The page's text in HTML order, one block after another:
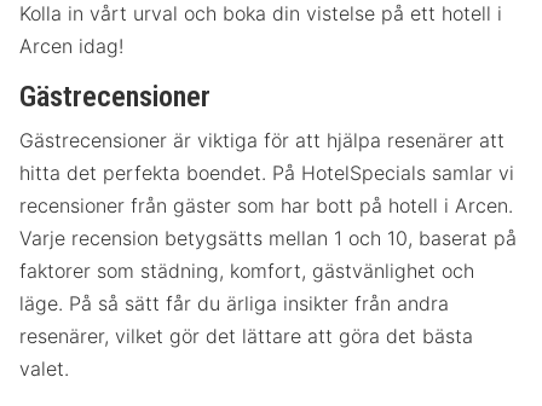
Kolla in vårt urval och boka din vistelse på ett hotell i
Arcen idag!
Gästrecensioner
Gästrecensioner är viktiga för att hjälpa resenärer att
hitta det perfekta boendet. På HotelSpecials samlar vi
recensioner från gäster som har bott på hotell i Arcen.
Varje recension betygsätts mellan 1 och 10, baserat på
faktorer som städning, komfort, gästvänlighet och
läge. På så sätt får du ärliga insikter från andra
resenärer, vilket gör det lättare att göra det bästa
valet.